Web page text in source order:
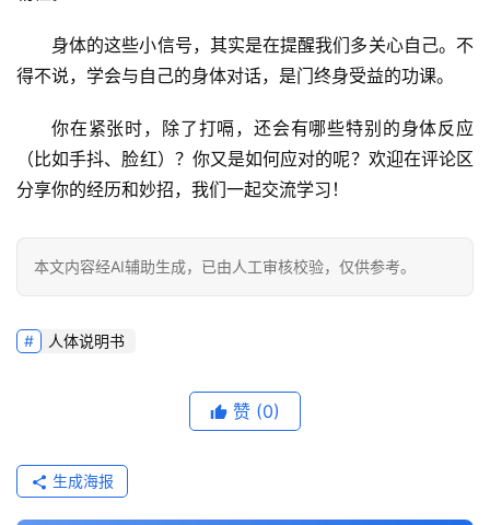
身体的这些小信号，其实是在提醒我们多关心自己。 不
得不说，学会与自己的身体对话，是门终身受益的功课。
你在紧张时，除了打嗝，还会有哪些特别的身体反应
（比如手抖、脸红）？你又是如何应对的呢？欢迎在评论区
分享你的经历和妙招，我们一起交流学习！
本文内容经AI辅助生成，已由人工审核校验，仅供参考。
人体说明书
赞 (0)
生成海报